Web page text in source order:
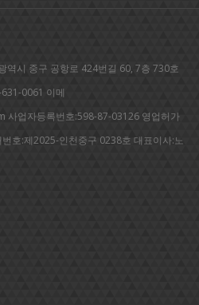
역시 중구 공항로 424번길 60, 7층 730호
0061 이메
업자등록번호:598-87-03126 영업허가
호:제2025-인천중구 0238호 대표이사:노